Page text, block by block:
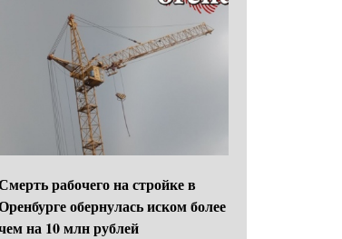
рабочего на стройке в
обернулась иском более
на 10 млн рублей